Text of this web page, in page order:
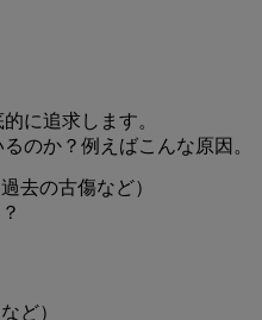
に追求します。
のか？例えばこんな原因。
去の古傷など）
ど）